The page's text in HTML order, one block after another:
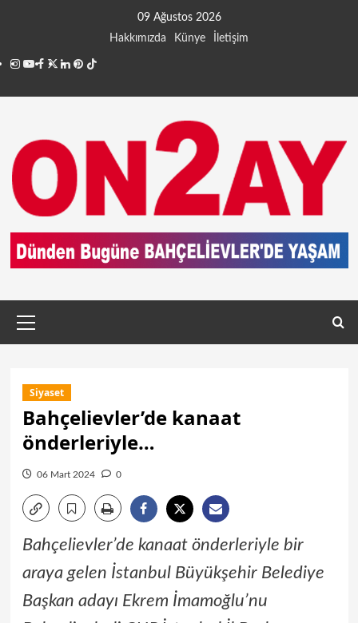
09 Ağustos 2026
Hakkımızda
Künye İletişim
Siyaset
Bahçelievler’de kanaat
önderleriyle…
06 Mart 2024 0
Bahçelievler’de kanaat önderleriyle bir
araya gelen İstanbul Büyükşehir Belediye
Başkan adayı Ekrem İmamoğlu’nu